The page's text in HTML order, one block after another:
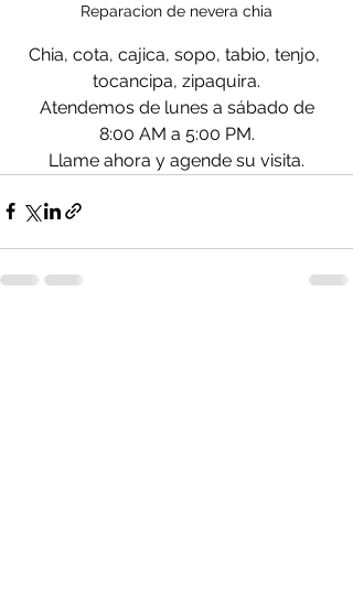
Reparacion de nevera chia
Chia, cota, cajica, sopo, tabio, tenjo,
tocancipa, zipaquira.
Atendemos de lunes a sábado de
8:00 AM a 5:00 PM.
Llame ahora y agende su visita.